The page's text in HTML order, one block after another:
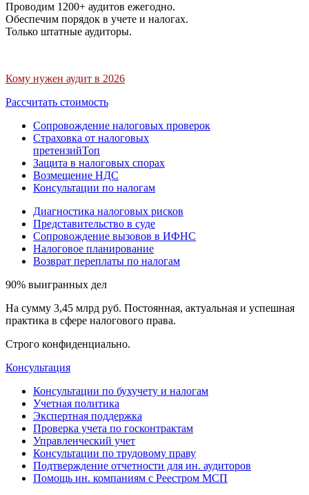
Проводим 1200+ аудитов ежегодно.
Обеспечим порядок в учете и налогах.
Только штатные аудиторы.
Кому нужен аудит в 2026
Рассчитать стоимость
Сопровождение налоговых проверок
Страховка от налоговых
претензийТоп
Защита в налоговых спорах
Возмещение НДС
Консультации по налогам
Диагностика налоговых рисков
Представительство в суде
Сопровождение вызовов в ИФНС
Налоговое планирование
Возврат переплаты по налогам
90% выигранных дел
На сумму 3,45 млрд руб. Постоянная, актуальная и успешная
практика в сфере налогового права.
Строго конфиденциально.
Консультация
Консультации по бухучету и налогам
Учетная политика
Экспертная поддержка
Проверка учета по госконтрактам
Управленческий учет
Консультации по трудовому праву
Подтверждение отчетности для ин. аудиторов
Помощь ин. компаниям с Реестром МСП